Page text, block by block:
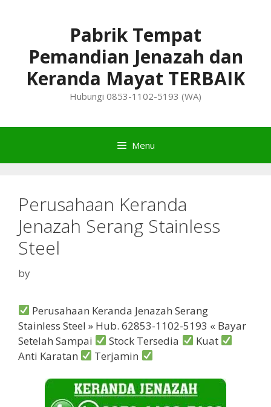
Pabrik Tempat
Pemandian Jenazah dan
Keranda Mayat TERBAIK
Hubungi 0853-1102-5193 (WA)
Menu
Perusahaan Keranda
Jenazah Serang Stainless
Steel
by
Perusahaan Keranda Jenazah Serang
Stainless Steel » Hub. 62853-1102-5193 « Bayar
Setelah Sampai
Stock Tersedia
Kuat
Anti Karatan
Terjamin